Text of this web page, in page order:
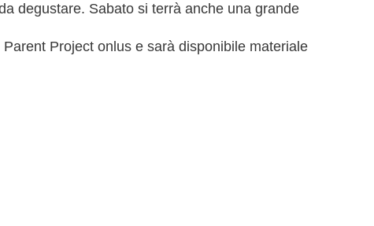
degustare. Sabato si terrà anche una grande
Project onlus e sarà disponibile materiale